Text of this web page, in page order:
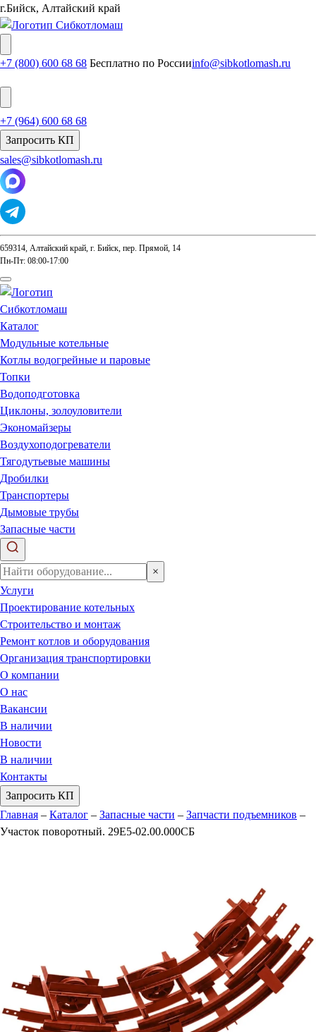
г.Бийск, Алтайский край
+7 (800) 600 68 68 Бесплатно по Россииinfo@sibkotlomash.ru
+7 (964) 600 68 68
Запросить КП
sales@sibkotlomash.ru
659314, Алтайский край, г. Бийск, пер. Прямой, 14
Пн-Пт: 08:00-17:00
Каталог
Модульные котельные
Котлы водогрейные и паровые
Топки
Водоподготовка
Циклоны, золоуловители
Экономайзеры
Воздухоподогреватели
Тягодутьевые машины
Дробилки
Транспортеры
Дымовые трубы
Запасные части
×
Услуги
Проектирование котельных
Строительство и монтаж
Ремонт котлов и оборудования
Организация транспортировки
О компании
О нас
Вакансии
В наличии
Новости
В наличии
Контакты
Запросить КП
Главная – Каталог – Запасные части – Запчасти подъемников –
Участок поворотный. 29Е5-02.00.000СБ